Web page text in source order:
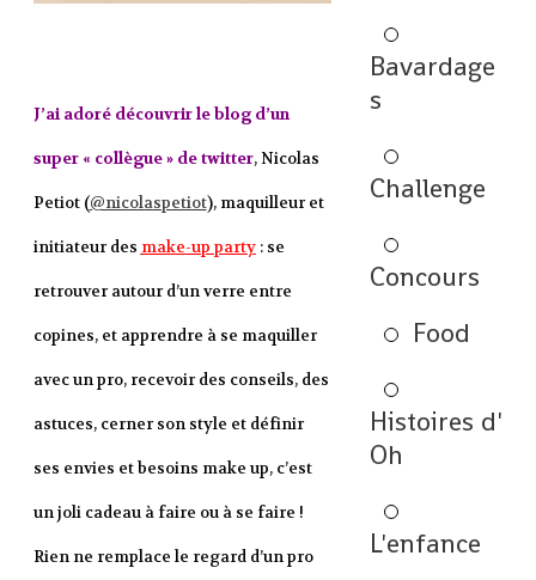
J’ai adoré découvrir le blog d’un
super « collègue » de twitter, Nicolas
Petiot (@nicolaspetiot), maquilleur et
initiateur des make-up party: se
retrouver autour d’un verre entre
copines, et apprendre à se maquiller
avec un pro, recevoir des conseils, des
astuces, cerner son style et définir
ses envies et besoins make up, c’est
un joli cadeau à faire ou à se faire !
Rien ne remplace le regard d’un pro
Bavardage
s
Challenge
Concours
Food
Histoires d'
Oh
L'enfance